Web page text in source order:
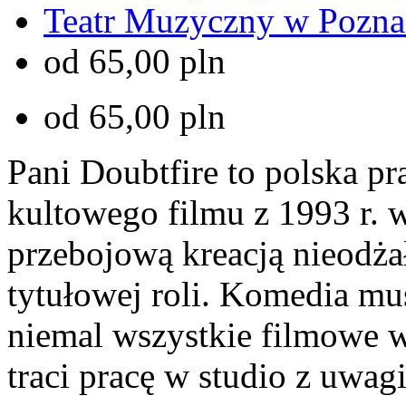
Teatr Muzyczny w
od 65,00 pln
od 65,00 pln
Pani Doubtfire to polska
kultowego filmu z 1993 r.
przebojową kreacją
tytułowej roli. Komedia
niemal wszystkie filmowe
traci pracę w studio z